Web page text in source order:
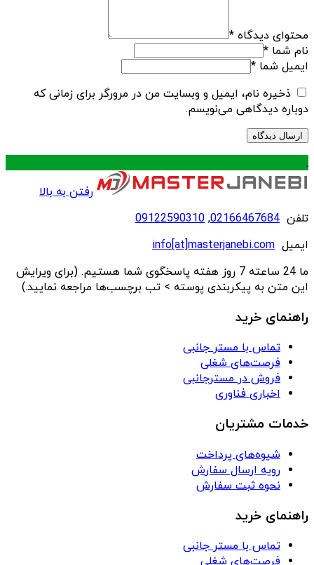
محتوای دیدگاه *
نام شما *
ایمیل شما *
ذخیره نام، ایمیل و وبسایت من در مرورگر برای زمانی که
دوباره دیدگاهی می‌نویسم.
.
رفتن به بالا
تلفن 02166467684
,
09122590310
ایمیل info[at]masterjanebi.com
ما 24 ساعته 7 روز هفته پاسخگوی شما هستیم. (برای ویرایش
این متن به پیکربندی پوسته > تب برچسب‌ها مراجعه نمایید.)
راهنمای خرید
تماس با مستر جانبی
فرصت‌های شغلی
فروش در مسترجانبی
اخباری فناوری
خدمات مشتریان
شیوه‌های پرداخت
رویه ارسال سفارش
نحوه ثبت سفارش
راهنمای خرید
تماس با مستر جانبی
فرصت‌های شغلی